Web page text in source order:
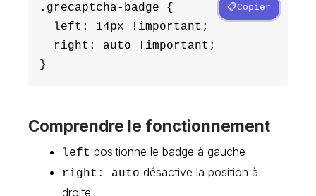
.grecaptcha-badge {
  left: 14px !important;
  right: auto !important;
}
Copier
Comprendre le fonctionnement
left positionne le badge à gauche
right: auto désactive la position à
droite